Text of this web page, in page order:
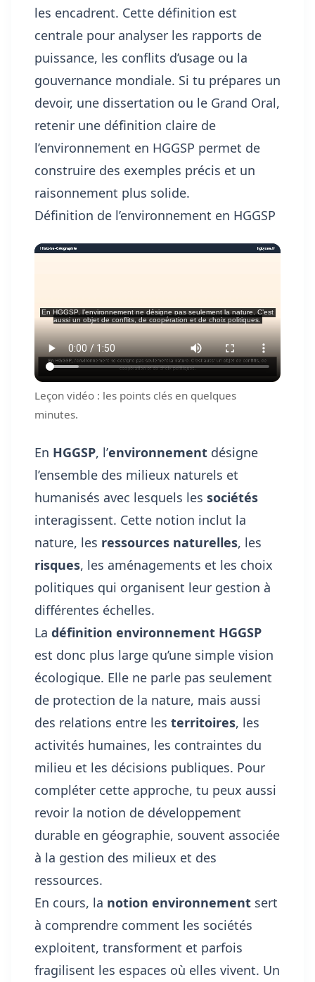
les encadrent. Cette définition est
centrale pour analyser les rapports de
puissance, les conflits d’usage ou la
gouvernance mondiale. Si tu prépares un
devoir, une dissertation ou le Grand Oral,
retenir une définition claire de
l’environnement en HGGSP permet de
construire des exemples précis et un
raisonnement plus solide.
Définition de l’environnement en HGGSP
Leçon vidéo : les points clés en quelques
minutes.
En HGGSP, l’environnement désigne
l’ensemble des milieux naturels et
humanisés avec lesquels les sociétés
interagissent. Cette notion inclut la
nature, les ressources naturelles, les
risques, les aménagements et les choix
politiques qui organisent leur gestion à
différentes échelles.
La définition environnement HGGSP
est donc plus large qu’une simple vision
écologique. Elle ne parle pas seulement
de protection de la nature, mais aussi
des relations entre les territoires, les
activités humaines, les contraintes du
milieu et les décisions publiques. Pour
compléter cette approche, tu peux aussi
revoir la notion de développement
durable en géographie, souvent associée
à la gestion des milieux et des
ressources.
En cours, la notion environnement sert
à comprendre comment les sociétés
exploitent, transforment et parfois
fragilisent les espaces où elles vivent. Un